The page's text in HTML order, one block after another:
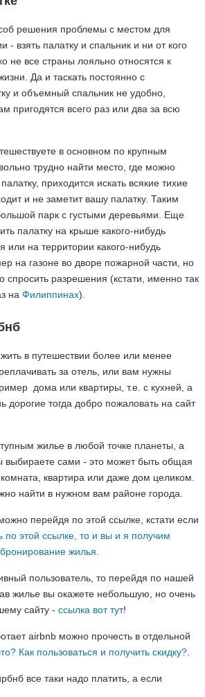
решения проблемы с местом для
- взять палатку и спальник и ни от кого
не все страны лояльно относятся к
Да и таскать постоянно с
и объемный спальник не удобно,
пригодятся всего раз или два за всю
в основном по крупным
трудно найти место, где можно
приходится искать всякие тихие
и не заметит вашу палатку. Таким
парк с густыми деревьями. Еще
палатку на крыше какого-нибудь
или на территории какого-нибудь
на газоне во дворе пожарной части, но
спросить разрешения (кстати, именно так
на Филиппинах).
в путешествии более или менее
за отель, или вам нужны
дома или квартиры, т.е. с кухней, а
дорогие тогда добро пожаловать на сайт
жилье в любой точке планеты, а
выбираете сами - это может быть общая
квартира или даже дом целиком.
найти в нужном вам районе города.
перейдя по этой ссылке, кстати если
по этой ссылке, то и вы и я получим
жилья
пользователь, то перейдя по нашей
жилье вы окажете небольшую, но очень
сайту - ссылка вот тут!
airbnb можно прочесть в отдельной
Как пользоваться и получить скидку?
все таки надо платить, а если